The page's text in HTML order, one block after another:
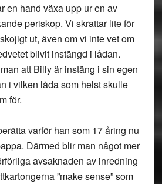
en hand växa upp ur en av
periskop. Vi skrattar lite för
ut, även om vi inte vet om
blivit instängd i lådan.
att Billy är instäng i sin egen
i vilken låda som helst skulle
för.
varför han som 17 åring nu
Därmed blir man något mer
avsaknaden av inredning
”make sense” som